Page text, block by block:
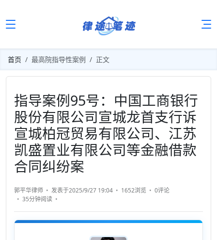
首页 最高院指导性案例 正文
指导案例95号：中国工商银行
股份有限公司宣城龙首支行诉
宣城柏冠贸易有限公司、江苏
凯盛置业有限公司等金融借款
合同纠纷案
郭平华律师 发表于2025/9/27 19:04 1652浏览
0评论
35分钟阅读